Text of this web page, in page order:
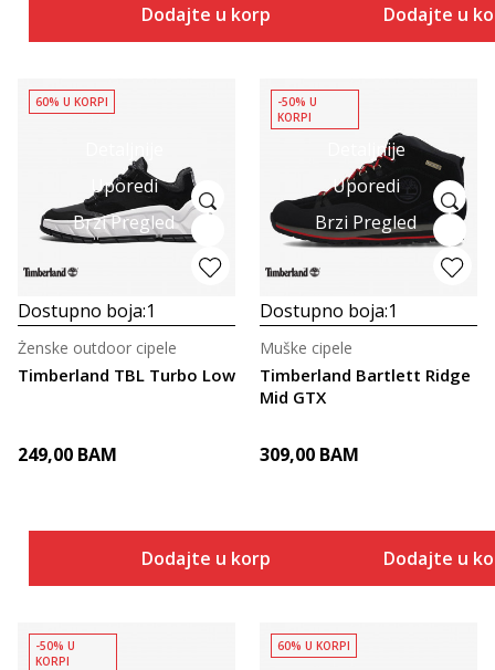
Dodajte u korpu Dodajte u
Uporedi
Brzi Pregled
60% U KORPI
Dostupno boja:1
Timberland TBL Turbo Low
Ženske outdoor cipele
249,00 BAM
Dodajte u korpu
Detaljnije
Uporedi
Brzi Pregled
-50% U
KORPI
Dostupno boja:1
Timberland Bartlett Ridge
Mid GTX
Muške cipele
309,00 BAM
Dodajte u
-50% U
KORPI
60% U KORPI